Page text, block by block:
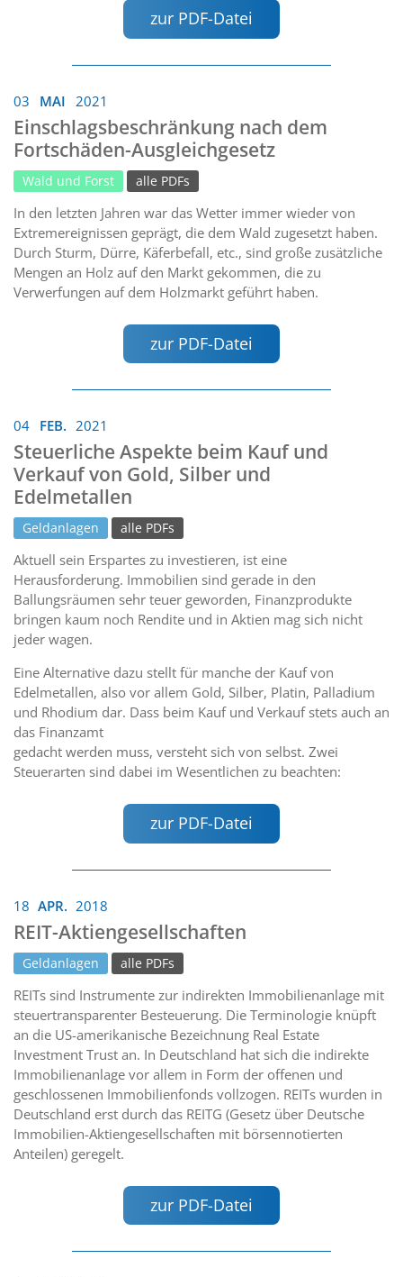
zur PDF-Datei
03 MAI 2021
Einschlagsbeschränkung nach dem
Fortschäden-Ausgleichgesetz
Wald und Forst alle PDFs
In den letzten Jahren war das Wetter immer wieder von
Extremereignissen geprägt, die dem Wald zugesetzt haben.
Durch Sturm, Dürre, Käferbefall, etc., sind große zusätzliche
Mengen an Holz auf den Markt gekommen, die zu
Verwerfungen auf dem Holzmarkt geführt haben.
zur PDF-Datei
04 FEB. 2021
Steuerliche Aspekte beim Kauf und
Verkauf von Gold, Silber und
Edelmetallen
Geldanlagen alle PDFs
Aktuell sein Erspartes zu investieren, ist eine
Herausforderung. Immobilien sind gerade in den
Ballungsräumen sehr teuer geworden, Finanzprodukte
bringen kaum noch Rendite und in Aktien mag sich nicht
jeder wagen.
Eine Alternative dazu stellt für manche der Kauf von
Edelmetallen, also vor allem Gold, Silber, Platin, Palladium
und Rhodium dar. Dass beim Kauf und Verkauf stets auch an
das Finanzamt
gedacht werden muss, versteht sich von selbst. Zwei
Steuerarten sind dabei im Wesentlichen zu beachten:
zur PDF-Datei
18 APR. 2018
REIT-Aktiengesellschaften
Geldanlagen alle PDFs
REITs sind Instrumente zur indirekten Immobilienanlage mit
steuertransparenter Besteuerung. Die Terminologie knüpft
an die US-amerikanische Bezeichnung Real Estate
Investment Trust an. In Deutschland hat sich die indirekte
Immobilienanlage vor allem in Form der offenen und
geschlossenen Immobilienfonds vollzogen. REITs wurden in
Deutschland erst durch das REITG (Gesetz über Deutsche
Immobilien-Aktiengesellschaften mit börsennotierten
Anteilen) geregelt.
zur PDF-Datei